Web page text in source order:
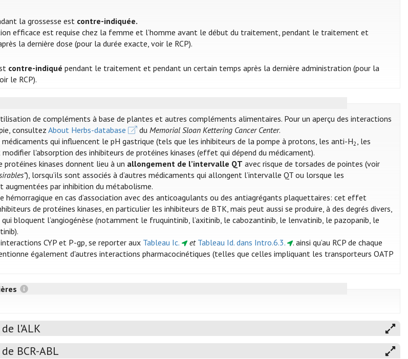
la grossesse est contre-indiquée.
efficace est requise chez la femme et l’homme avant le début du traitement, pendant le traitement et
la dernière dose (pour la durée exacte, voir le RCP).
contre-indiqué pendant le traitement et pendant un certain temps après la dernière administration (pour la
le RCP).
de compléments à base de plantes et autres compléments alimentaires. Pour un aperçu des interactions
consultezAbout Herbs-database duMemorial Sloan Kettering Cancer Center.
qui influencent le pH gastrique (tels que les inhibiteurs de la pompe à protons, les anti-H2, les
l'absorption des inhibiteurs de protéines kinases (effet qui dépend du médicament).
protéines kinases donnent lieu à un allongement de l’intervalle QT avec risque de torsades de pointes (voir
), lorsqu’ils sont associés à d’autres médicaments qui allongent l’intervalle QT ou lorsque les
augmentées par inhibition du métabolisme.
hémorragique en cas d’association avec des anticoagulants ou des antiagrégants plaquettaires: cet effet
de protéines kinases, en particulier les inhibiteurs de BTK, mais peut aussi se produire, à des degrés divers,
bloquent l’angiogénèse (notamment le fruquintinib, l’axitinib, le cabozantinib, le lenvatinib, le pazopanib, le
CYP et P-gp, se reporter aux Tableau Ic. et Tableau Id. dans Intro.6.3.
. ainsi qu’au RCP de chaque
également d'autres interactions pharmacocinétiques (telles que celles impliquant les transporteurs OATP
l’ALK
BCR-ABL